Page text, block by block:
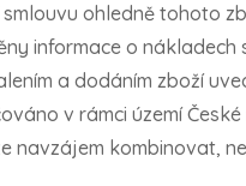
ohledně tohoto
informace o nákladech
a dodáním zboží
v rámci území
navzájem kombinovat,